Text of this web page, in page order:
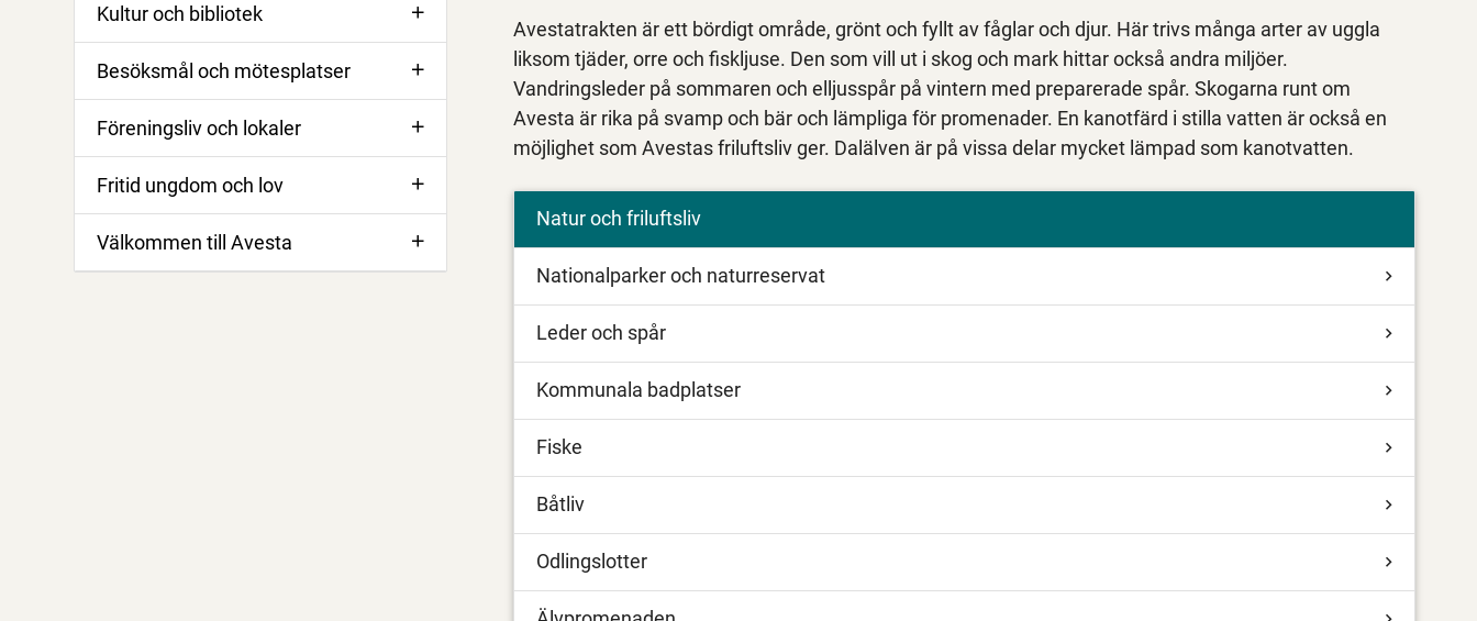
Kultur och bibliotek
Besöksmål och mötesplatser
Föreningsliv och lokaler
Fritid ungdom och lov
Välkommen till Avesta
Avestatrakten är ett bördigt område, grönt och fyllt av fåglar och djur. Här trivs många arter av uggla
liksom tjäder, orre och fiskljuse. Den som vill ut i skog och mark hittar också andra miljöer.
Vandringsleder på sommaren och elljusspår på vintern med preparerade spår. Skogarna runt om
Avesta är rika på svamp och bär och lämpliga för promenader. En kanotfärd i stilla vatten är också en
möjlighet som Avestas friluftsliv ger. Dalälven är på vissa delar mycket lämpad som kanotvatten.
Natur och friluftsliv
Nationalparker och naturreservat
Leder och spår
Kommunala badplatser
Fiske
Båtliv
Odlingslotter